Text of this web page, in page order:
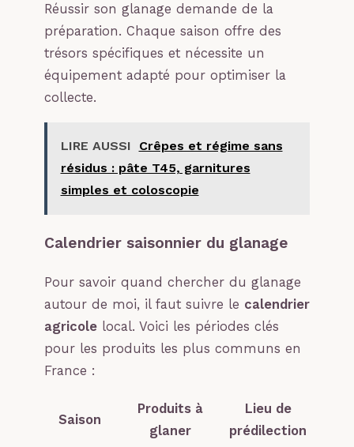
Réussir son glanage demande de la
préparation. Chaque saison offre des
trésors spécifiques et nécessite un
équipement adapté pour optimiser la
collecte.
LIRE AUSSI
Crêpes et régime sans
résidus : pâte T45, garnitures
simples et coloscopie
Calendrier saisonnier du glanage
Pour savoir quand chercher du glanage
autour de moi, il faut suivre le calendrier
agricole local. Voici les périodes clés
pour les produits les plus communs en
France :
Saison
Produits à
glaner
Lieu de
prédilection